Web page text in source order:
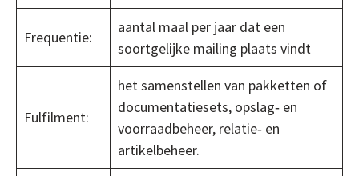
Frequentie:
aantal maal per jaar dat een
soortgelijke mailing plaats vindt
Fulfilment:
het samenstellen van pakketten of
documentatiesets, opslag‐ en
voorraadbeheer, relatie‐ en
artikelbeheer.